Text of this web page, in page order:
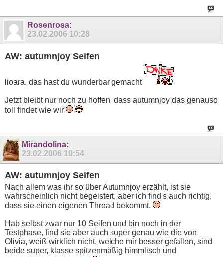
Rosenrosa:
23.02.2006 10:28
AW: autumnjoy Seifen
lioara, das hast du wunderbar gemacht
Jetzt bleibt nur noch zu hoffen, dass autumnjoy das genauso
toll findet wie wir
Mirandolina:
23.02.2006 10:54
AW: autumnjoy Seifen
Nach allem was ihr so über Autumnjoy erzählt, ist sie
wahrscheinlich nicht begeistert, aber ich find's auch richtig,
dass sie einen eigenen Thread bekommt.
Hab selbst zwar nur 10 Seifen und bin noch in der
Testphase, find sie aber auch super genau wie die von
Olivia, weiß wirklich nicht, welche mir besser gefallen, sind
beide super, klasse spitzenmäßig himmlisch und